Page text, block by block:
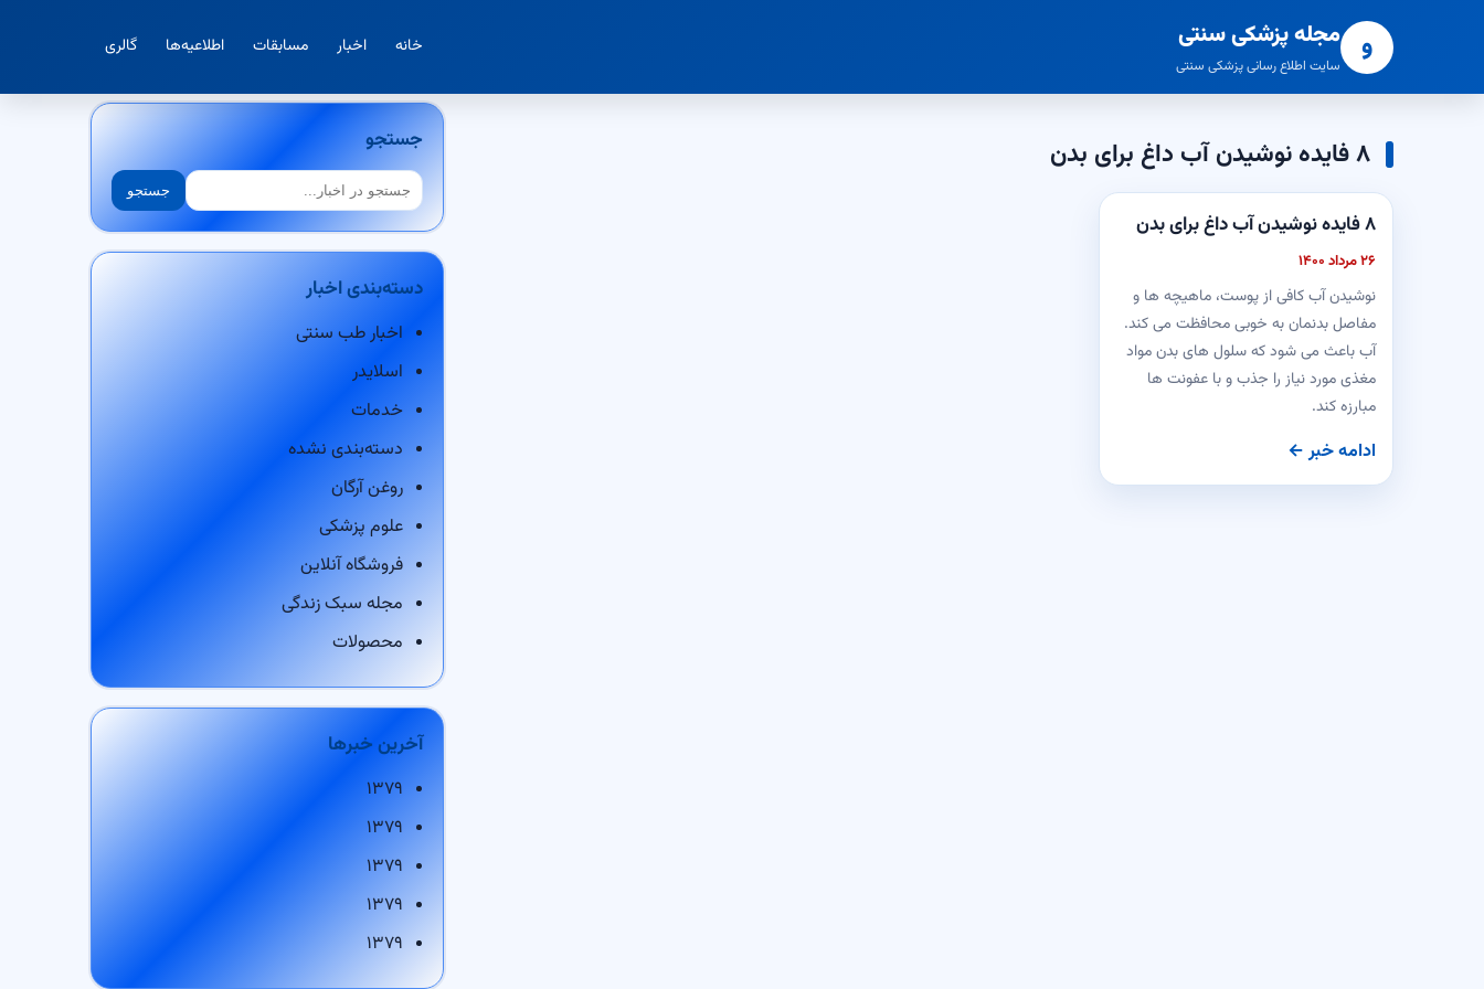
و مجله پزشکی سنتی
سایت اطلاع رسانی پزشکی سنتی
خانه اخبار مسابقات اطلاعیه‌ها گالری
۸ فایده نوشیدن آب داغ برای بدن
۲۶ مرداد ۱۴۰۰
نوشیدن آب کافی از پوست، ماهیچه ها و
مفاصل بدنمان به خوبی محافظت می کند.
آب باعث می شود که سلول های بدن مواد
مغذی مورد نیاز را جذب و با عفونت ها
مبارزه کند.
ادامه خبر ←
جستجو
جستجو جستجو
دسته‌بندی اخبار
اخبار طب سنتی
اسلایدر
خدمات
دسته‌بندی نشده
روغن آرگان
علوم پزشکی
فروشگاه آنلاین
مجله سبک زندگی
محصولات
آخرین خبرها
۱۳۷۹
۱۳۷۹
۱۳۷۹
۱۳۷۹
۱۳۷۹